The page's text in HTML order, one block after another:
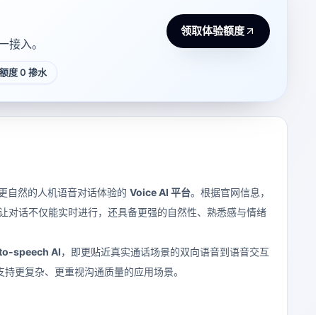
入。
度 0 掺水
领取体验额度
自然的人机语音对话体验的 Voice AI 平台。根据官网信息，
话不仅能实时进行，还具备更强的自然性、熟悉感与情绪
speech AI，即更贴近真实通话场景的双向语音到语音交互
更复杂、更重视沟通质量的应用场景。